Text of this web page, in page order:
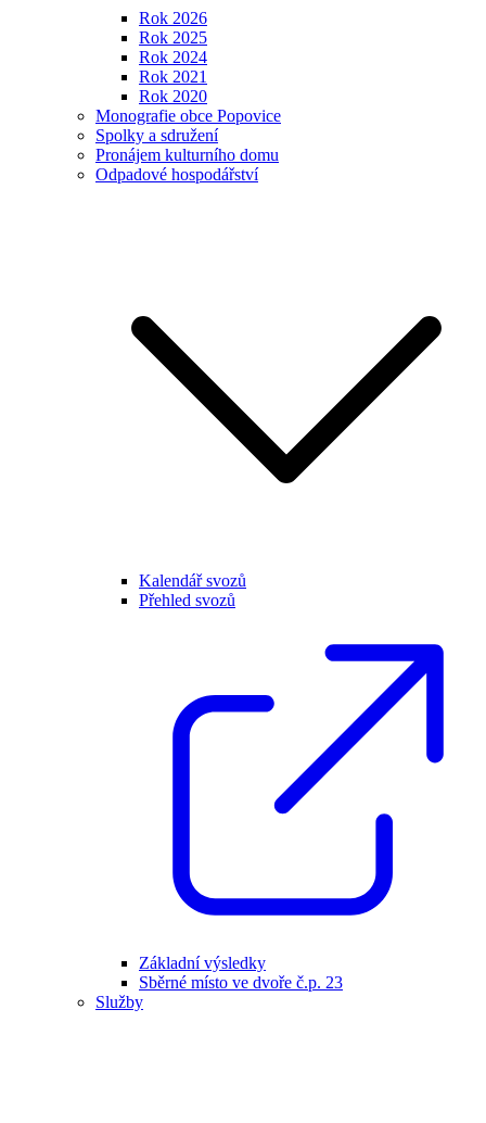
Rok 2026
Rok 2025
Rok 2024
Rok 2021
Rok 2020
Monografie obce Popovice
Spolky a sdružení
Pronájem kulturního domu
Odpadové hospodářství
Kalendář svozů
Přehled svozů
Základní výsledky
Sběrné místo ve dvoře č.p. 23
Služby